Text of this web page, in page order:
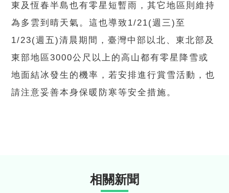
東及恆春半島也有零星短暫雨，其它地區則維持
為多雲到晴天氣。這也導致1/21(週三)至
1/23(週五)清晨期間，臺灣中部以北、東北部及
東部地區3000公尺以上的高山都有零星降雪或
地面結冰發生的機率，若安排進行賞雪活動，也
請注意妥善本身保暖防寒等安全措施。
相關新聞